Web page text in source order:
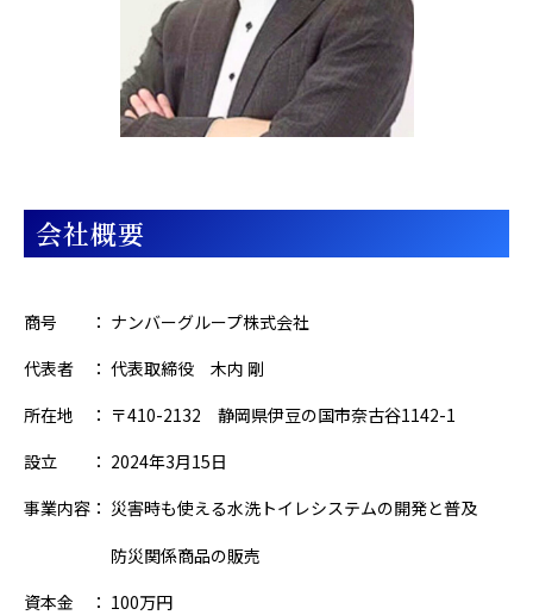
会社概要
商号 ： ナンバーグループ株式会社
代表者 ： 代表取締役 木内 剛
所在地 ： 〒410-2132 静岡県伊豆の国市奈古谷1142-1
設立 ： 2024年3月15日
事業内容： 災害時も使える水洗トイレシステムの開発と普及
防災関係商品の販売
資本金 ： 100万円